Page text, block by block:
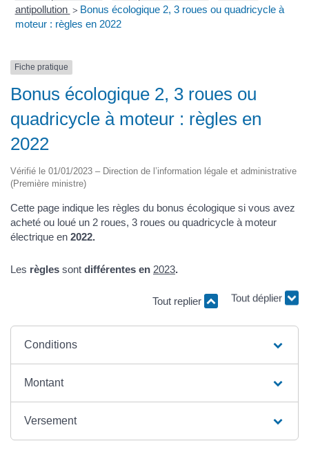
antipollution > Bonus écologique 2, 3 roues ou quadricycle à
moteur : règles en 2022
Fiche pratique
Bonus écologique 2, 3 roues ou
quadricycle à moteur : règles en
2022
Vérifié le 01/01/2023 – Direction de l’information légale et administrative
(Première ministre)
Cette page indique les règles du bonus écologique si vous avez
acheté ou loué un 2 roues, 3 roues ou quadricycle à moteur
électrique en 2022.
Les règles sont différentes en 2023.
Tout replier Tout déplier
Conditions
Montant
Versement